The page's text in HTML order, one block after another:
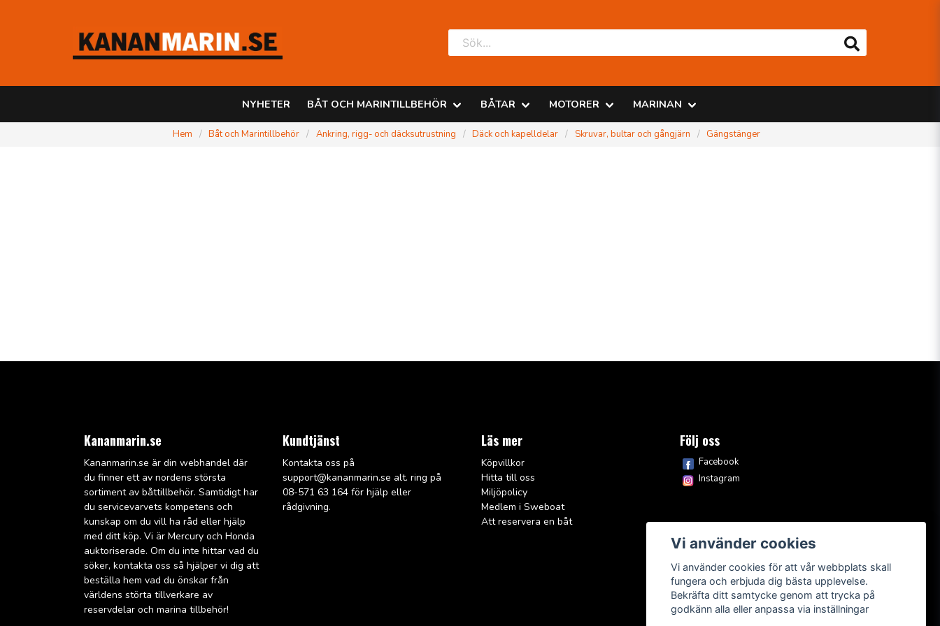
NYHETER BÅT OCH MARINTILLBEHÖR BÅTAR MOTORER MARINAN
Hem Båt och Marintillbehör Ankring, rigg- och däcksutrustning Däck och kapelldelar Skruvar, bultar och gångjärn Gängstänger
Kananmarin.se
Kananmarin.se är din webhandel där
du finner ett av nordens största
sortiment av båttillbehör. Samtidigt har
du servicevarvets kompetens och
kunskap om du vill ha råd eller hjälp
med ditt köp. Vi är Mercury och Honda
auktoriserade. Om du inte hittar vad du
söker, kontakta oss så hjälper vi dig att
beställa hem vad du önskar från
världens störta tillverkare av
reservdelar och marina tillbehör!
Kundtjänst
Kontakta oss på
support@kananmarin.se alt. ring på
08-571 63 164 för hjälp eller
rådgivning.
Läs mer
Köpvillkor
Hitta till oss
Miljöpolicy
Medlem i Sweboat
Att reservera en båt
Följ oss
Facebook
Instagram
Vi använder cookies
Vi använder cookies för att vår webbplats skall
fungera och erbjuda dig bästa upplevelse.
Bekräfta ditt samtycke genom att trycka på
godkänn alla eller anpassa via inställningar